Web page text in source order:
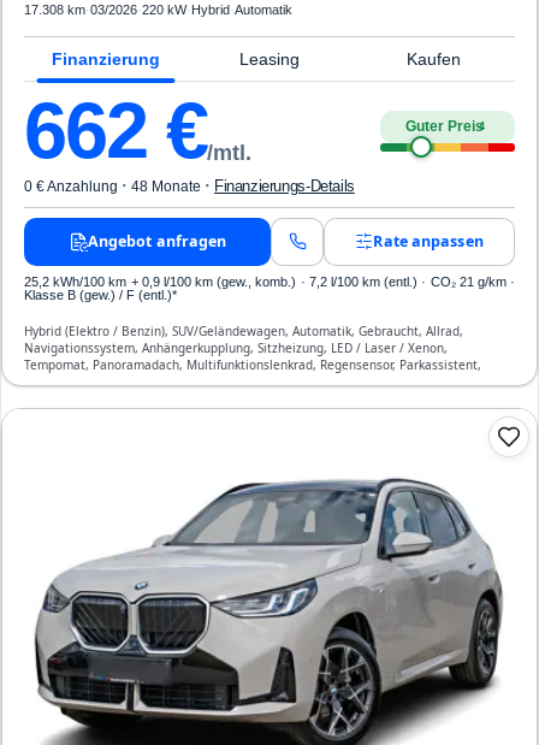
17.308 km·03/2026·220 kW· Hybrid·Automatik
Finanzierung Leasing Kaufen
662 €/mtl.
Guter Preis4
0 € Anzahlung · 48 Monate · Finanzierungs-Details
Angebot anfragen Rate anpassen
25,2 kWh/100 km + 0,9 l/100 km (gew., komb.) · 7,2 l/100 km (entl.) · CO₂ 21 g/km ·
Klasse B (gew.) / F (entl.)*
Hybrid (Elektro / Benzin), SUV/Geländewagen, Automatik, Gebraucht, Allrad,
Navigationssystem, Anhängerkupplung, Sitzheizung, LED / Laser / Xenon,
Tempomat, Panoramadach, Multifunktionslenkrad, Regensensor, Parkassistent,
Notruf-Assistent, Lichtsensor, Head Up Display, Start/Stopp-Automatik, Bluetooth,
Seiten- und weitere Airbags